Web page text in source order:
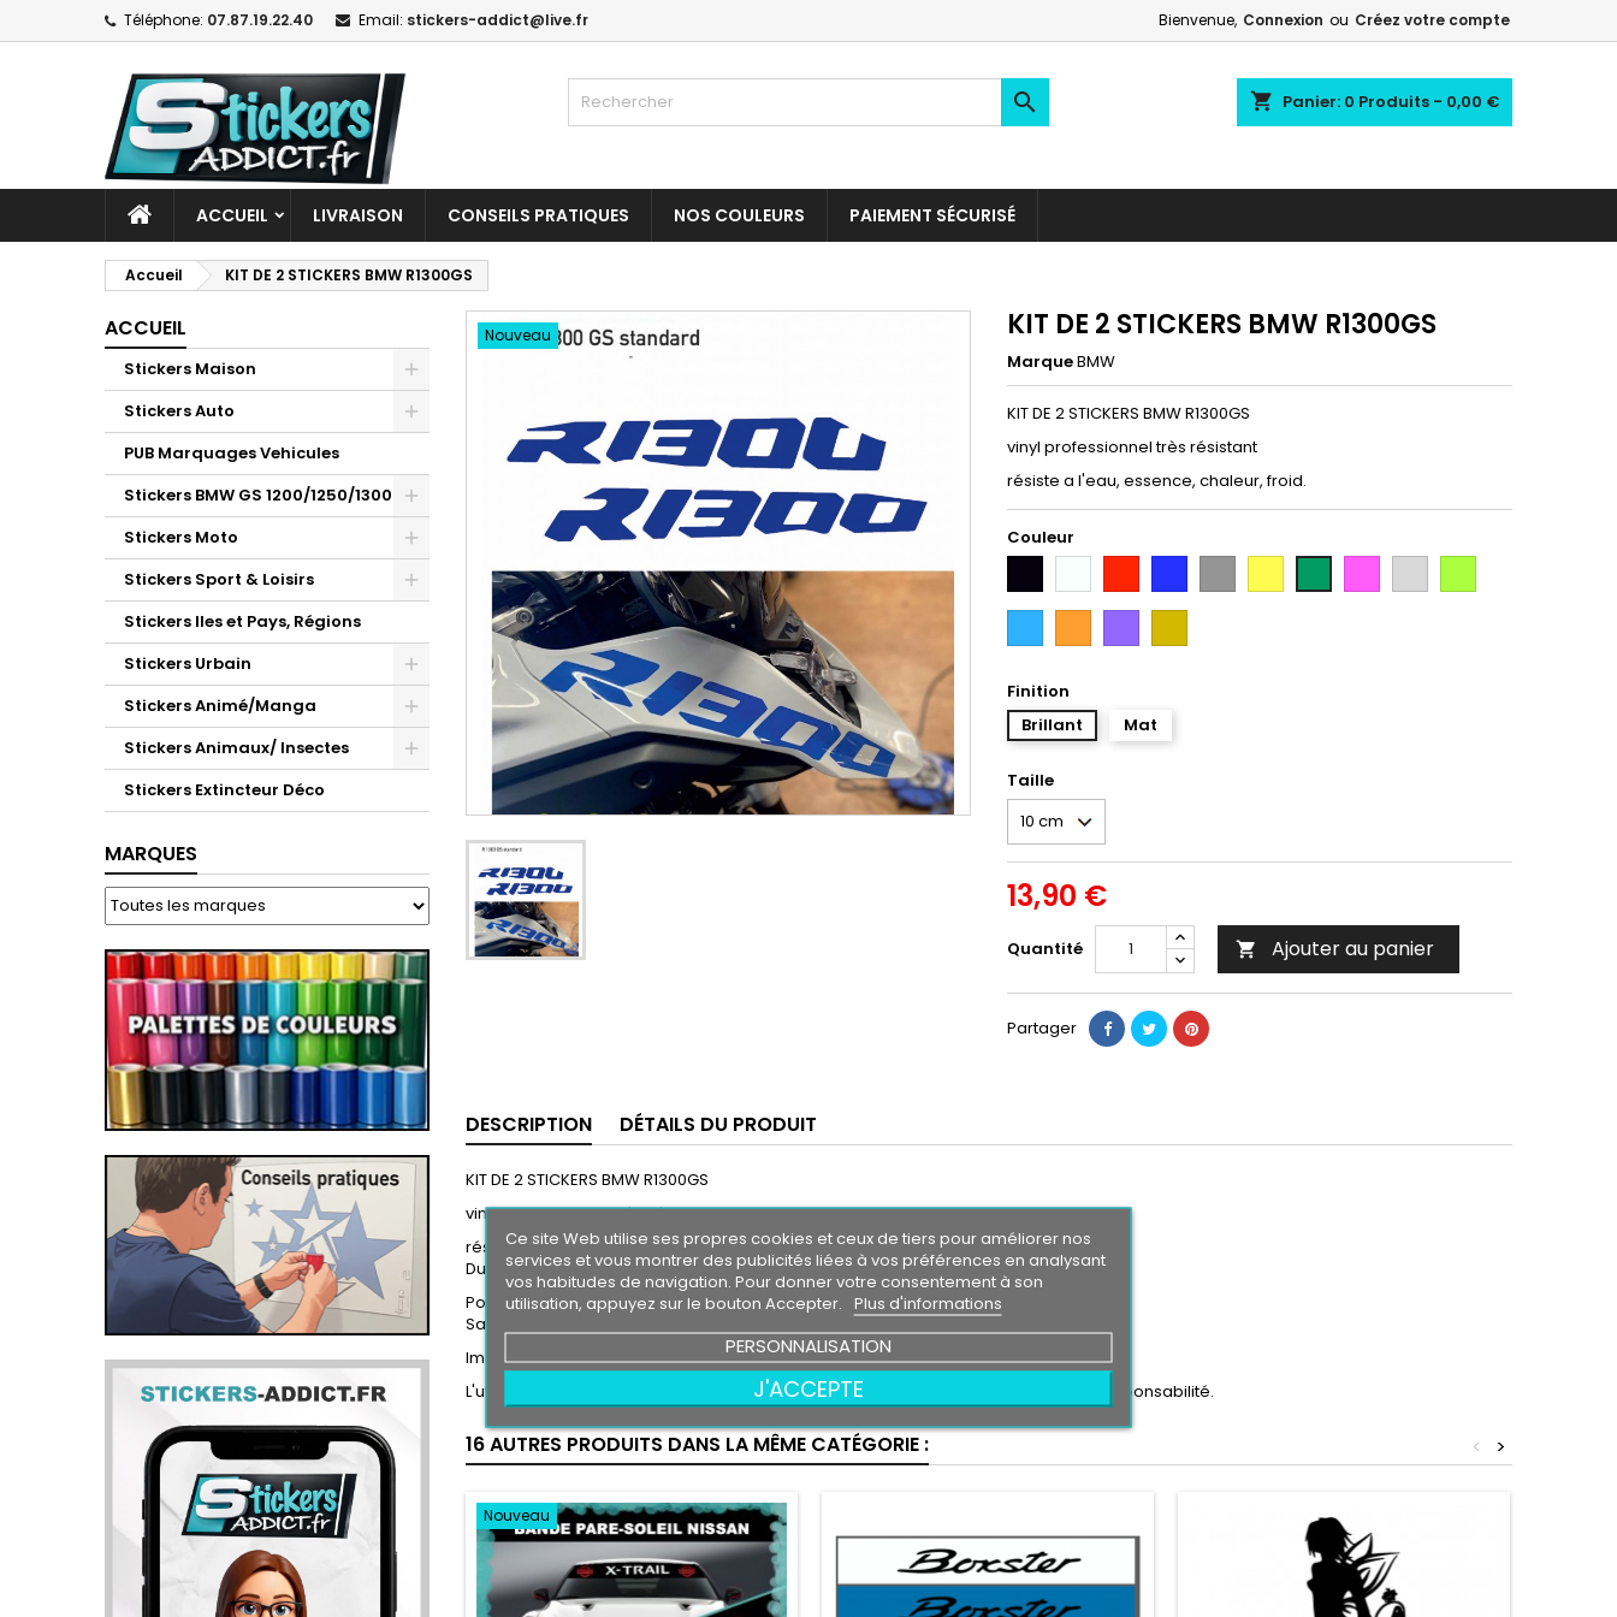
Téléphone: 07.87.19.22.40 Email: stickers-addict@live.fr Bienvenue, Connexion ou Créez votre compte
shopping_cart Panier: 0 Produits - 0,00 €

ACCUEIL LIVRAISON CONSEILS PRATIQUES NOS COULEURS PAIEMENT SÉCURISÉ
Accueil KIT DE 2 STICKERS BMW R1300GS
ACCUEIL
Stickers Maison
Stickers Auto
PUB Marquages Vehicules
Stickers BMW GS 1200/1250/1300
Stickers Moto
Stickers Sport & Loisirs
Stickers Iles et Pays, Régions
Stickers Urbain
Stickers Animé/Manga
Stickers Animaux/ Insectes
Stickers Extincteur Déco
MARQUES
Nouveau KIT DE 2 STICKERS BMW R1300GS
MarqueBMW
KIT DE 2 STICKERS BMW R1300GS
vinyl professionnel très résistant
résiste a l'eau, essence, chaleur, froid.
Couleur
ArgentCitron
Intense
Finition
Brillant
Mat
Taille
13,90 €
Quantité  Ajouter au panier
Partager
DESCRIPTION DÉTAILS DU PRODUIT
KIT DE 2 STICKERS BMW R1300GS
vinyl professionnel très résistant
résiste a l'eau, essence, chaleur, froid.
Durée de vie entre 3 et 5 ans environs
Pose facile livré directement sur papier transfert.
Sans couleur de fond , la couleur de fond représente votre support de pose.
Images non contractuelles
L'utilisation d'un logo sans autorisation de son propriétaire est sous votre entière responsabilité.
16 AUTRES PRODUITS DANS LA MÊME CATÉGORIE : >
<
Nouveau
Ce site Web utilise ses propres cookies et ceux de tiers pour améliorer nos
services et vous montrer des publicités liées à vos préférences en analysant
vos habitudes de navigation. Pour donner votre consentement à son
utilisation, appuyez sur le bouton Accepter. Plus d'informations
PERSONNALISATION
J'ACCEPTE